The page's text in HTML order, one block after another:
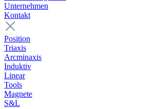
Unternehmen
Kontakt
Position
Triaxis
Arcminaxis
Induktiv
Linear
Tools
Magnete
S&L